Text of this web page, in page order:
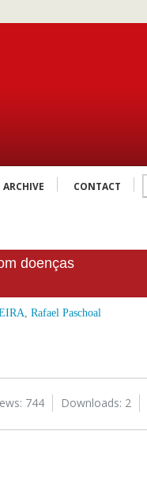
ARCHIVE CONTACT
doenças
, Rafael Paschoal
Downloads: 2
744